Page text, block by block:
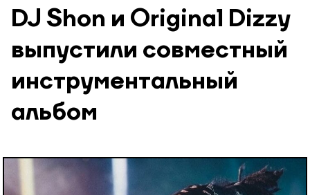
DJ Shon и Original Dizzy
выпустили совместный
инструментальный
альбом